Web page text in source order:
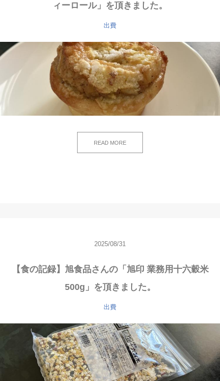
ィーロール」を頂きました。
出費
READ MORE
2025/08/31
【食の記録】旭食品さんの「旭印 業務用十六穀米
500g」を頂きました。
出費